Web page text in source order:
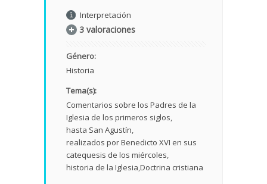
Interpretación
3 valoraciones
Género:
Historia
Tema(s):
Comentarios sobre los Padres de la
Iglesia de los primeros siglos
hasta San Agustín
realizados por Benedicto XVI en sus
catequesis de los miércoles
historia de la Iglesia Doctrina cristiana